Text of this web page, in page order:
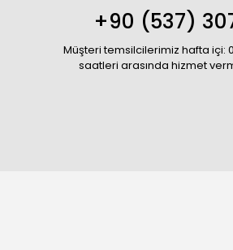
+90 (537)
Müşteri temsilcilerimiz hafta içi:
saatleri arasında hizmet